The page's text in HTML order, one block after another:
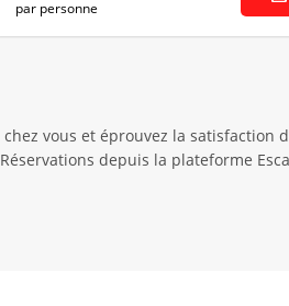
par personne
vous et éprouvez la
depuis la plateforme